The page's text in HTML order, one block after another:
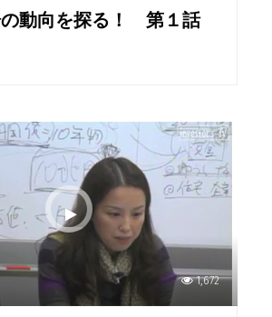
の動向を探る！ 第１話
1,672